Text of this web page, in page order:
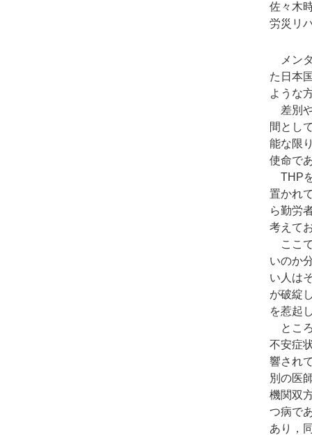
佐々木
労災リ
メンタ
た日本
ような
差別や
間とし
能な限
使命で
THPを
置かれ
ら勤労
考えて
ここで
いのか
い人は
が破綻
を惹起
ところ
不安症
響され
別の医
機関双
つ病で
あり，